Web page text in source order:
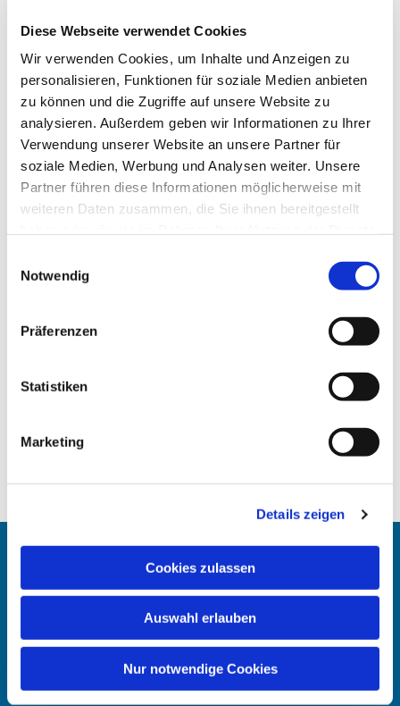
Diese Webseite verwendet Cookies
Wir verwenden Cookies, um Inhalte und Anzeigen zu
personalisieren, Funktionen für soziale Medien anbieten
zu können und die Zugriffe auf unsere Website zu
analysieren. Außerdem geben wir Informationen zu Ihrer
Verwendung unserer Website an unsere Partner für
soziale Medien, Werbung und Analysen weiter. Unsere
Partner führen diese Informationen möglicherweise mit
weiteren Daten zusammen, die Sie ihnen bereitgestellt
Notwendig
Präferenzen
Statistiken
Marketing
Details zeigen
Cookies zulassen
Auswahl erlauben
Nur notwendige Cookies
Auskunft: Silke Wahl Telefon: 0211 - 20962265 & Ute
Rauchholz Telefon: 0211 - 326807
Gerne können Sie zu einer kostenfreien Probestunde
kommen. Wir freuen uns auf Sie.
Angehörigen-Navi
Maike Keske
Telefon: +49211-948 27 40
(telefonische Sprechzeit: Mo und Do 11.30 - 13 Uhr)